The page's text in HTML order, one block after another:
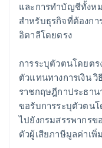
และการทำบัญชีทั้งห
สำหรับธุรกิจที่ต้องก
อิตาลีโดยตรง
การระบุตัวตนโดยตร
ตัวแทนทางการเงิน
ราชกฤษฎีกาประธา
ขอรับการระบุตัวตน
ไปยังกรมสรรพากรข
ตัวผู้เสียภาษีมูลค่าเพิ่